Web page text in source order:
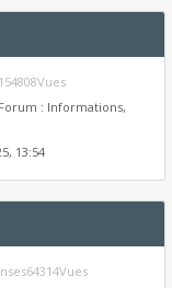
: Informations,
13:54